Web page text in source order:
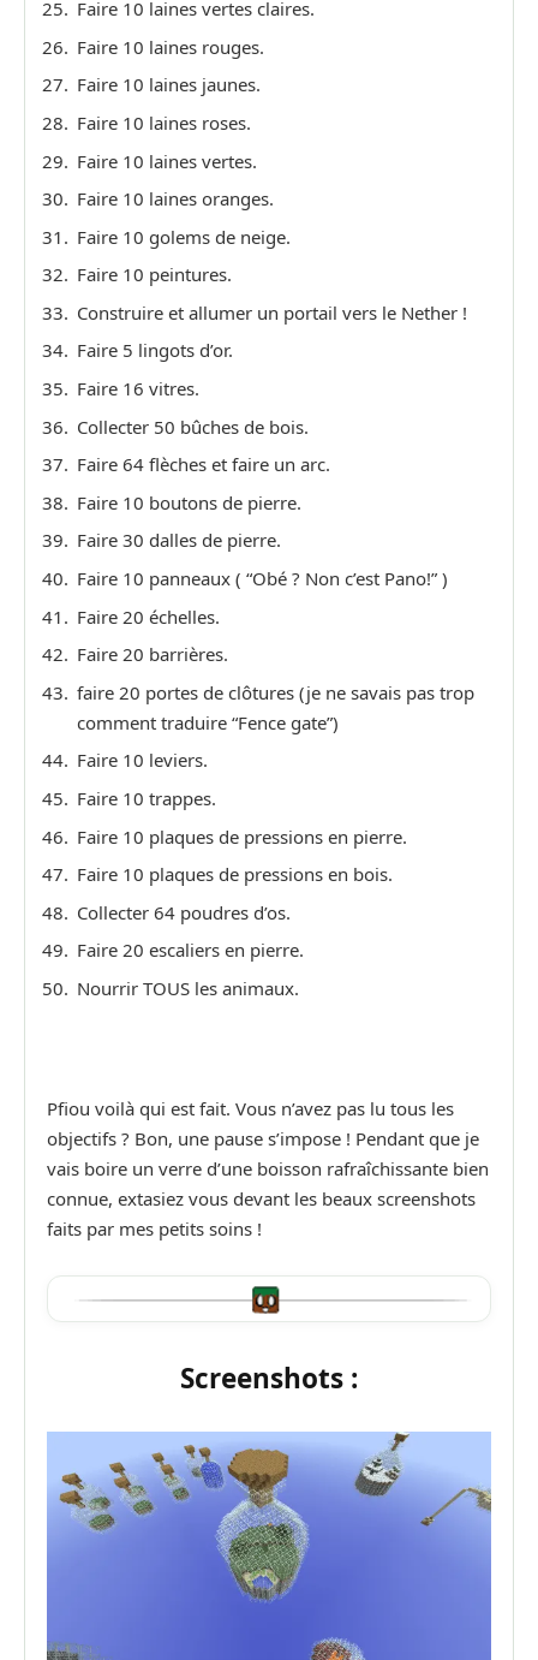
Faire 10 laines vertes claires.
Faire 10 laines rouges.
Faire 10 laines jaunes.
Faire 10 laines roses.
Faire 10 laines vertes.
Faire 10 laines oranges.
Faire 10 golems de neige.
Faire 10 peintures.
Construire et allumer un portail vers le Nether !
Faire 5 lingots d’or.
Faire 16 vitres.
Collecter 50 bûches de bois.
Faire 64 flèches et faire un arc.
Faire 10 boutons de pierre.
Faire 30 dalles de pierre.
Faire 10 panneaux ( “Obé ? Non c’est Pano!” )
Faire 20 échelles.
Faire 20 barrières.
faire 20 portes de clôtures (je ne savais pas trop
comment traduire “Fence gate”)
Faire 10 leviers.
Faire 10 trappes.
Faire 10 plaques de pressions en pierre.
Faire 10 plaques de pressions en bois.
Collecter 64 poudres d’os.
Faire 20 escaliers en pierre.
Nourrir TOUS les animaux.
Pfiou voilà qui est fait. Vous n’avez pas lu tous les
objectifs ? Bon, une pause s’impose ! Pendant que je
vais boire un verre d’une boisson rafraîchissante bien
connue, extasiez vous devant les beaux screenshots
faits par mes petits soins !
Screenshots :